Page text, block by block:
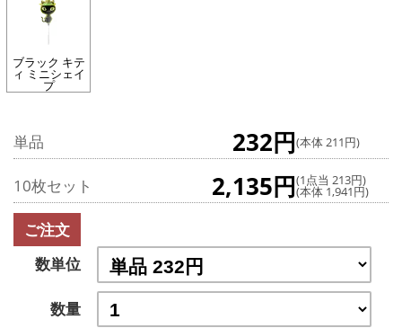
ブラック キテ
ィ ミニシェイ
プ
単品 232円(本体 211円)
10枚セット 2,135円(1点当 213円)
(本体 1,941円)
ご注文
数単位
数量